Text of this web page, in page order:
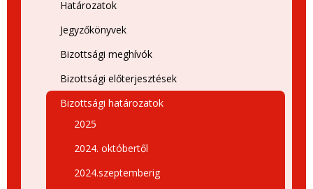
Határozatok
Jegyzőkönyvek
Bizottsági meghívók
Bizottsági előterjesztések
Bizottsági határozatok
2025
2024. októbertől
2024.szeptemberig